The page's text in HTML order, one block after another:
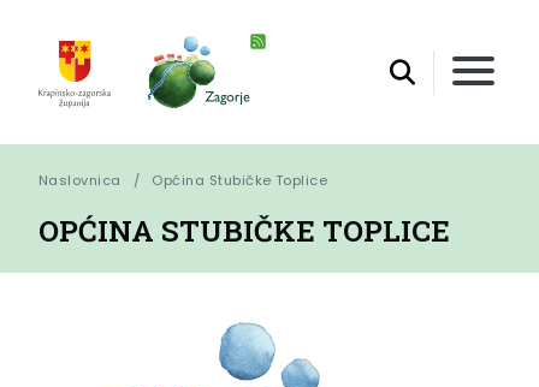
Naslovnica Općina Stubičke Toplice
OPĆINA STUBIČKE TOPLICE